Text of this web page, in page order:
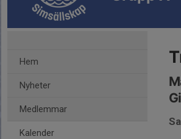
Hem
Nyheter
Medlemmar
Kalender